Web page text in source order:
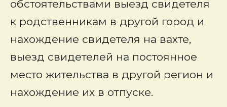
обстоятельствами выезд свидетеля
к родственникам в другой город и
нахождение свидетеля на вахте,
выезд свидетелей на постоянное
место жительства в другой регион и
нахождение их в отпуске.